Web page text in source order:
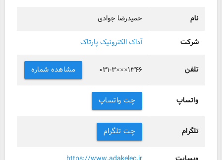
نام حمیدرضا جوادی
شرکت آداک الکترونیک پارتاک
تلفن ۰۳۱-۳×××۱۳۴۶ مشاهده شماره
واتساپ چت واتساپ
تلگرام چت تلگرام